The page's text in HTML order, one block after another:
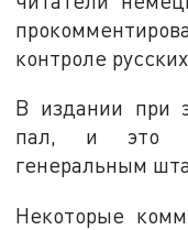
контроле
В издании при
пал, и это
генеральным
Некоторые